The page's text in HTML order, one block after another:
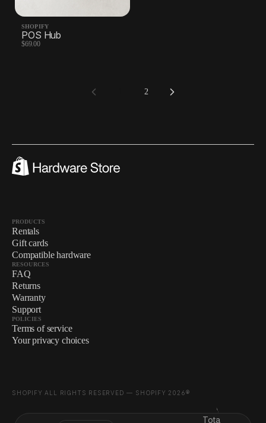
Total de
SHOPIFY
POS Hub
$69.00
2
PRODUCTS
Rentals
Gift cards
Compatible hardware
RESOURCES
FAQ
Returns
Warranty
Support
POLICIES
Terms of service
Your privacy choices
SHOPIFY ALL RIGHTS RESERVED — SHOPIFY 2026®